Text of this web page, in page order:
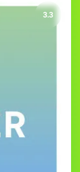
3.3